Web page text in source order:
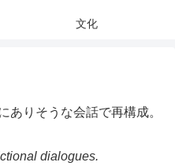
文化
ありそうな会話で再構成。
dialogues.